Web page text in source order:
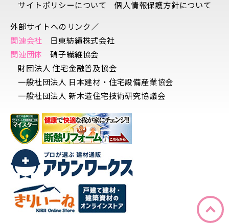
サイトポリシーについて 個人情報保護方針について
外部サイトへのリンク／
関連会社
日東紡績株式会社
関連団体
硝子繊維協会
財団法人 住宅金融普及協会
一般社団法人 日本建材・住宅設備産業協会
一般社団法人 新木造住宅技術研究協議会